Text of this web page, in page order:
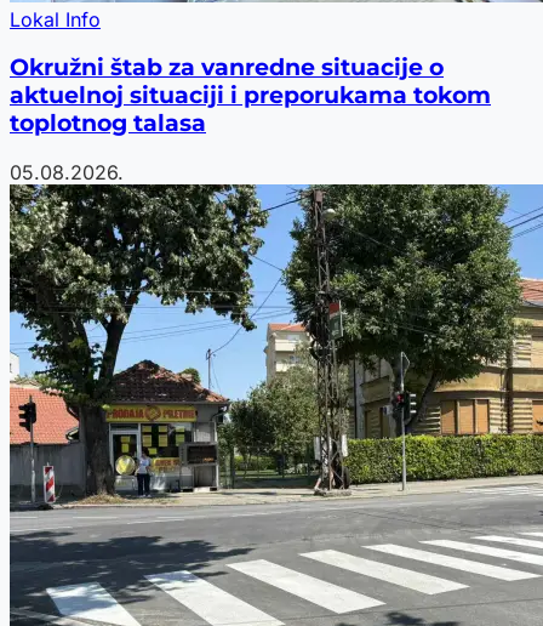
Lokal Info
Okružni štab za vanredne situacije o
aktuelnoj situaciji i preporukama tokom
toplotnog talasa
05.08.2026.